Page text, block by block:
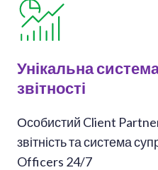
Унікальна
звітності
Особистий Client
звітність та система
Officers 24/7